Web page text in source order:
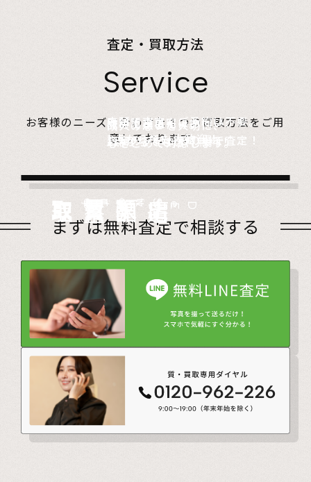
査定・買取方法
Service
お客様のニーズに合わせた４つの買取方法をご用
意しております。
Store
店頭買取
店頭で査定、ご予約は不要。
1点からでも大歓迎！
Visit
出張買取
無料でご自宅にお伺い、
査定のプロがその場で査定！
Del
i
very
宅配買取
詰めて送るだけ。
1点からでも送料無料！
Estate
遺品整理
故人の想いを大切に、
心をこめて対応します。
まずは無料査定で相談する